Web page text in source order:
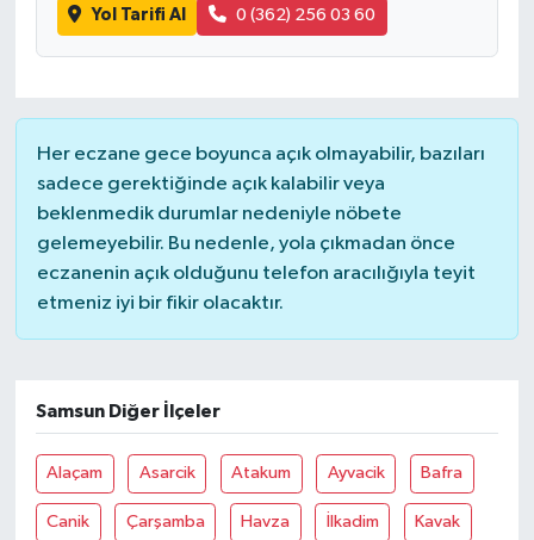
Yol Tarifi Al 0 (362) 256 03 60
Her eczane gece boyunca açık olmayabilir, bazıları
sadece gerektiğinde açık kalabilir veya
beklenmedik durumlar nedeniyle nöbete
gelemeyebilir. Bu nedenle, yola çıkmadan önce
eczanenin açık olduğunu telefon aracılığıyla teyit
etmeniz iyi bir fikir olacaktır.
Samsun Diğer İlçeler
Alaçam Asarcik Atakum Ayvacik Bafra
Canik Çarşamba Havza İlkadim Kavak